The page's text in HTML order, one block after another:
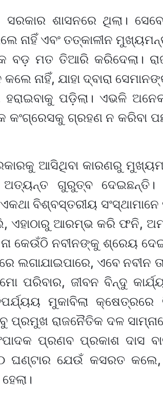
ଶାସନରେ ଥିଲା। ସେବେ
ନାହିଁ ଏବଂ ତତ୍କାଳୀନ
ବଡ଼ ମତ ତିଆରି କରିଦେଲା।
ନାହିଁ, ଯାହା ଦ୍ବାରା
ପଡ଼ିଲା। ଏଭଳି
କଂଗ୍ରେସକୁ ଗ୍ରହଣ ନ କରିବା
ଆସିଥିବା କାରଣରୁ
ଗୁରୁତ୍ବ ଦେଇଛନ୍ତି।
ବିଶ୍ବସ୍ତରୀୟ
ଆରମ୍ଭ କରି ଫନି,
କେଉଁଠି ନବୀନଙ୍କୁ ଶ୍ରେୟ
ଲଗାଯାଇପାରେ, ଏବେ ନବୀନ
ପରିବାର, ଜୀବନ ବିନ୍ଦୁ
ମୁକାବିଲା
ପ୍ରମୁଖ ରାଜନୈତିକ ଦଳ
ପ୍ରଣବ ପ୍ରକାଶ ଦାସ
ଘଣ୍ଟାର ଯେଉଁ କସରତ କଲେ,